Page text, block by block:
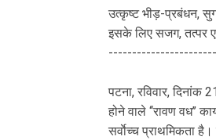
उत्कृष्ट भीड़-प्रबंधन,
इसके लिए सजग, तत्पर
पटना, रविवार,
होने वाले ‘‘रावण
सर्वाेच्च प्राथमिकता